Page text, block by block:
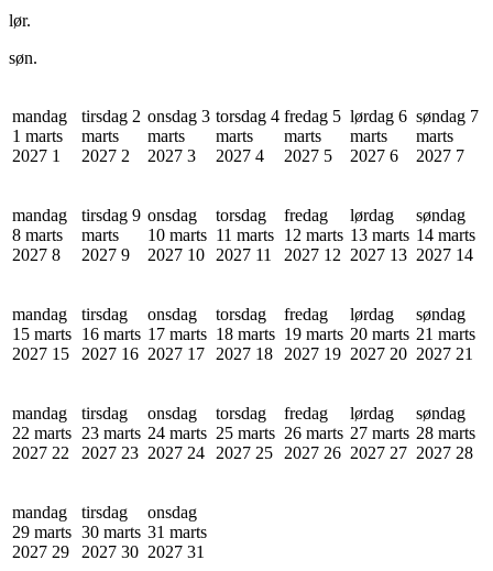
lør.
søn.
mandag
1 marts
2027 1
tirsdag 2
marts
2027 2
onsdag 3
marts
2027 3
torsdag 4
marts
2027 4
fredag 5
marts
2027 5
lørdag 6
marts
2027 6
søndag 7
marts
2027 7
mandag
8 marts
2027 8
tirsdag 9
marts
2027 9
onsdag
10 marts
2027 10
torsdag
11 marts
2027 11
fredag
12 marts
2027 12
lørdag
13 marts
2027 13
søndag
14 marts
2027 14
mandag
15 marts
2027 15
tirsdag
16 marts
2027 16
onsdag
17 marts
2027 17
torsdag
18 marts
2027 18
fredag
19 marts
2027 19
lørdag
20 marts
2027 20
søndag
21 marts
2027 21
mandag
22 marts
2027 22
tirsdag
23 marts
2027 23
onsdag
24 marts
2027 24
torsdag
25 marts
2027 25
fredag
26 marts
2027 26
lørdag
27 marts
2027 27
søndag
28 marts
2027 28
mandag
29 marts
2027 29
tirsdag
30 marts
2027 30
onsdag
31 marts
2027 31